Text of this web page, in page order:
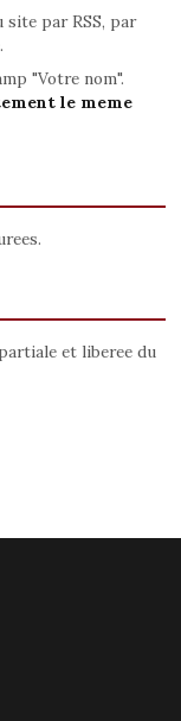
par RSS, par
"Votre nom".
le meme
et liberee du